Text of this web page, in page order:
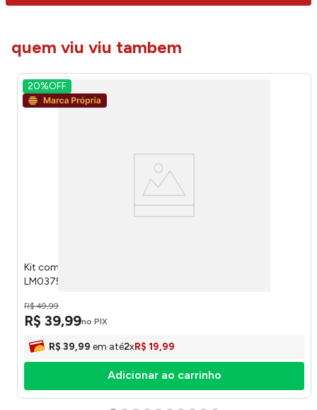
quem viu viu tambem
20%OFF
Kit com 3 Tábuas de Corte em Bambu P/M/G LM0375/
LM0375FTO - honeyhome
R$ 49,99
R$ 39,99no PIX
R$ 39,99 em até2xR$ 19,99
Adicionar ao carrinho